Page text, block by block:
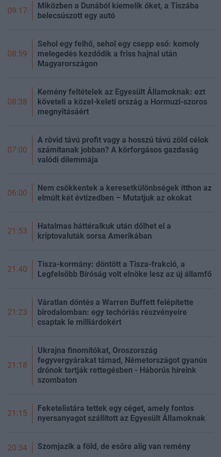
09:17
Miközben a Dunából kiemelik őket, a Tiszába
belecsúszott egy autó
08:59
Sehol egy felhő, sehol egy csepp eső: komoly
melegedés kezdődik a friss hajnal után
Magyarországon
08:38
Kemény feltételek az Egyesült Államoknak: ezt
követeli a közel-keleti ország a Hormuzi-szoros
megnyitásáért
07:00
A rövid távú profit vagy a hosszú távú zöld célok
számítanak jobban? A körforgásos gazdaság
valódi dilemmája
06:00
Nem csökkentek a keresetkülönbségek itthon az
elmúlt két évtizedben – Mutatjuk az okokat
21:53
Hatalmas háttéralkuk után dőlhet el a
kriptovaluták sorsa Amerikában
21:40
Tisza-kormány: döntött a Tisza-frakció, a
Legfelsőbb Bíróság volt elnöke lesz az új államfő
21:23
Váratlan döntés a Warren Buffett felépítette
birodalomban: egy techóriás részvényeire
csaptak le milliárdokért
21:18
Ukrajna finomítókat, Oroszország
fegyvergyárakat támad, Németországot gyanús
drónok tartják rettegésben - Háborús híreink
szombaton
21:15
Feketelistára tettek egy céget, amely fontos
nyersanyagot szállított az Egyesült Államoknak
20:34 Szomjazik a föld, de esőre alig van remény